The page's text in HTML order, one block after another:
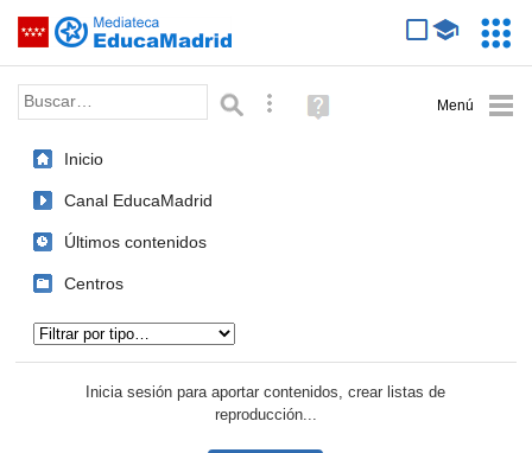
Saltar navegación
Palabra o frase: Búsqueda avanzada
Ayuda
(en
Inicio
Canal EducaMadrid
Últimos contenidos
Centros
Inicia sesión para aportar contenidos, crear listas de
reproducción...